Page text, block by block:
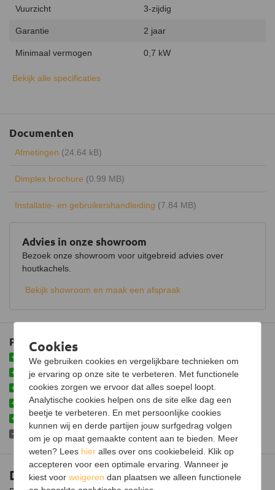
Dimplex 3 Step Multi Optimyst
Plus- en minpunten
Met verwarmingsfunctie
Vlammenspel apart bedienbaar
Inclusief afstandsbediening
Voorzien van geluidsmodule
Eenvoudig te installeren
Niet geschikt als vrijstaande kachel
Advies in onze showroom
Bezoek onze showroom voor uitgebreid advies over
houtkachels.
Bekijk showroom en maak een afspraak
Vuurzicht 3-zijdig
Garantie 2 jaar
Minimaal vermogen 0,7 kW
Maximaal vermogen
Keurmerk
Vuursysteem Opti-Myst
Stroomvoorziening 230V / 50Hz
Thermostaat
Kleureffect instelbaar
Gewicht
Kleur Zwart
Bekijk alle specificaties
Documenten
Afmetingen (24.64 kB)
Dimplex brochure (0.99 MB)
Installatie- en gebruikershandleiding (7.84 MB)
Cookies
We gebruiken cookies en vergelijkbare technieken om
je ervaring op onze site te verbeteren. Met functionele
cookies zorgen we ervoor dat alles soepel loopt.
Analytische cookies helpen ons de site elke dag een
beetje te verbeteren. En met persoonlijke cookies
kunnen wij en derde partijen jouw surfgedrag volgen
om je op maat gemaakte content aan te bieden. Meer
weten? Lees hier alles over ons cookiebeleid. Klik op
accepteren voor een optimale ervaring. Wanneer je
kiest voorweigeren dan plaatsen we alleen functionele